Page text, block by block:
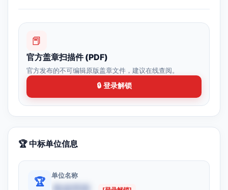
📕
官方盖章扫描件 (PDF)
官方发布的不可编辑原版盖章文件，建议在线查阅。
🔒 登录解锁
🏆 中标单位信息
🏆
单位名称